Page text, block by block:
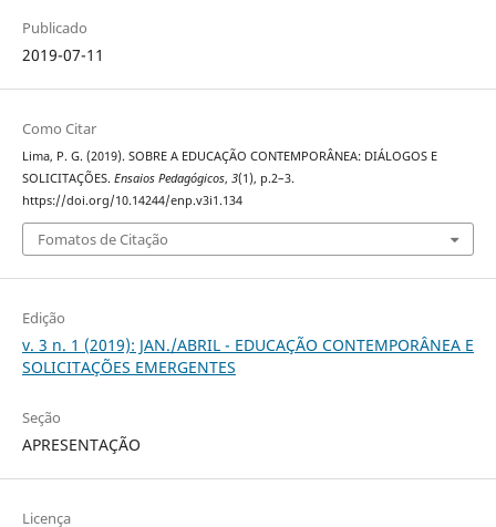
Publicado
2019-07-11
Como Citar
Lima, P. G. (2019). SOBRE A EDUCAÇÃO CONTEMPORÂNEA: DIÁLOGOS E
SOLICITAÇÕES. Ensaios Pedagógicos, 3(1), p.2–3.
https://doi.org/10.14244/enp.v3i1.134
Fomatos de Citação
Edição
v. 3 n. 1 (2019): JAN./ABRIL - EDUCAÇÃO CONTEMPORÂNEA E
SOLICITAÇÕES EMERGENTES
Seção
APRESENTAÇÃO
Licença